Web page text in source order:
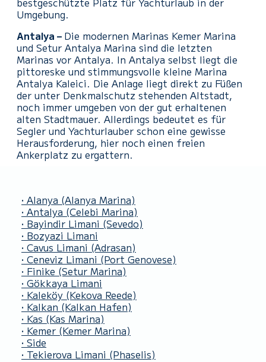
Umgebung.
Antalya – Die modernen Marinas Kemer Marina
und Setur Antalya Marina sind die letzten
Marinas vor Antalya. In Antalya selbst liegt die
pittoreske und stimmungsvolle kleine Marina
Antalya Kaleici. Die Anlage liegt direkt zu Füßen
der unter Denkmalschutz stehenden Altstadt,
noch immer umgeben von der gut erhaltenen
alten Stadtmauer. Allerdings bedeutet es für
Segler und Yachturlauber schon eine gewisse
Herausforderung, hier noch einen freien
Ankerplatz zu ergattern.
• Alanya (Alanya Marina)
• Antalya (Celebi Marina)
• Bayindir Limani (Sevedo)
• Bozyazi Limani
• Cavus Limani (Adrasan)
• Ceneviz Limani (Port Genovese)
• Finike (Setur Marina)
• Gökkaya Limani
• Kaleköy (Kekova Reede)
• Kalkan (Kalkan Hafen)
• Kas (Kas Marina)
• Kemer (Kemer Marina)
• Side
• Tekierova Limani (Phaselis)